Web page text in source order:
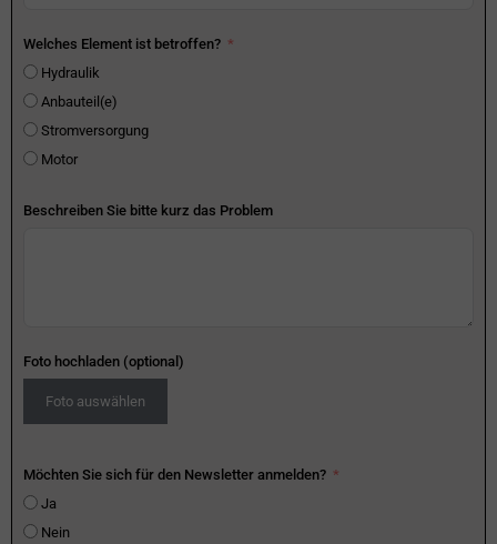
Welches Element ist betroffen?
Hydraulik
Anbauteil(e)
Stromversorgung
Motor
Beschreiben Sie bitte kurz das Problem
Foto hochladen (optional)
Foto auswählen
Möchten Sie sich für den Newsletter anmelden?
Ja
Nein